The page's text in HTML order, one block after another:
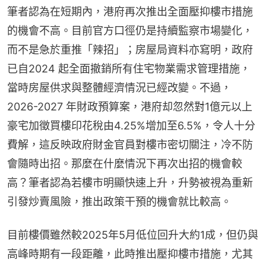
筆者認為在短期內，港府再次推出全面壓抑樓市措施
的機會不高。目前官方口徑仍是持續監察市場變化，
而不是急於重推「辣招」；房屋局資料亦寫明，政府
已自2024 起全面撤銷所有住宅物業需求管理措施，
當時房屋供求與整體經濟情況已經改變。不過，
2026-2027 年財政預算案，港府却忽然對1億元以上
豪宅加徵買樓印花稅由4.25%增加至6.5%，令人十分
費解，這反映政府財金官員對樓市密切關注，冷不防
會隨時出招。那麼在什麼情況下再次出招的機會較
高？筆者認為若樓市明顯快速上升，升勢被視為重新
引發炒賣風險，推出政策干預的機會就比較高。
目前樓價雖然較2025年5月低位回升大約1成，但仍與
高峰時期有一段距離，此時推出壓抑樓市措施，尤其